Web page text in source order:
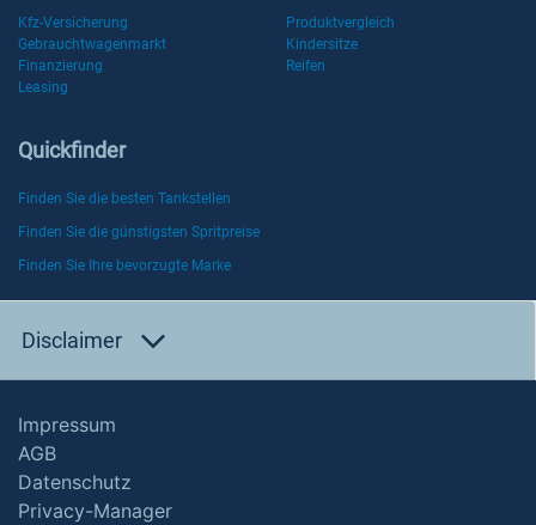
Kfz-Versicherung
Produktvergleich
Gebrauchtwagenmarkt
Kindersitze
Finanzierung
Reifen
Leasing
Quickfinder
Finden Sie die besten Tankstellen
Finden Sie die günstigsten Spritpreise
Finden Sie Ihre bevorzugte Marke
Disclaimer
Impressum
AGB
Datenschutz
Privacy-Manager